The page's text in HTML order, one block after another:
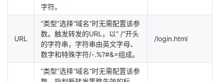
字符。
URL
“类型”选择“域名”时无需配置该参
数。触发转发的URL，以“ /”开头
的字符串，字符串由英文字母、
数字和特殊字符/-.%?#&=组成。
/login.html
“类型”选择“域名”时无需配置该参